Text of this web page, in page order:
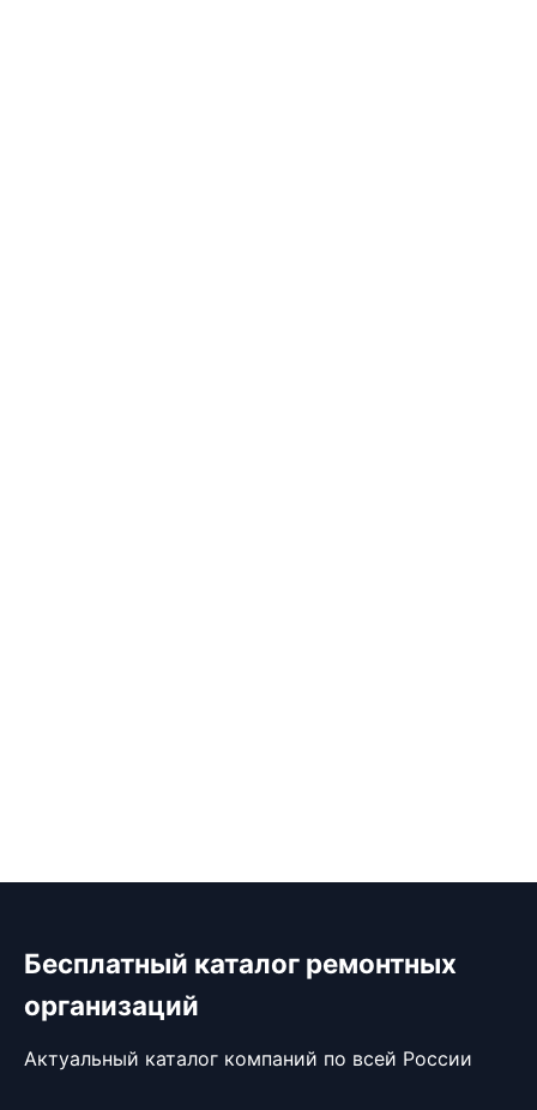
Бесплатный каталог ремонтных
организаций
Актуальный каталог компаний по всей России